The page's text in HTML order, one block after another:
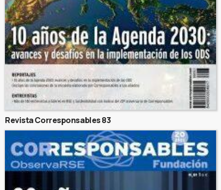
Revista Corresponsables 83